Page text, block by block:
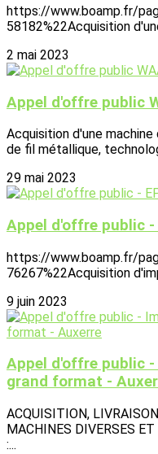
https://www.boamp.fr/
58182%22Acquisition
2 mai 2023
Appel d'offre public
Acquisition d'une
de fil métallique,
29 mai 2023
Appel d'offre public -
https://www.boamp.fr/
76267%22Acquisition
9 juin 2023
Appel d'offre public
grand format -
ACQUISITION,
MACHINES DIVERSES
:...